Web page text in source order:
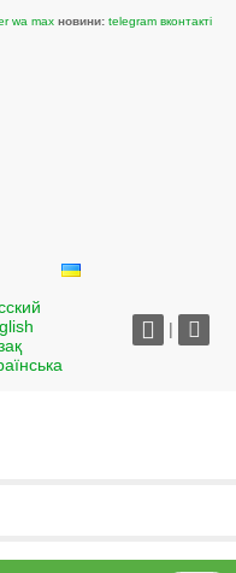
wa max новини: telegram вконтакті
|